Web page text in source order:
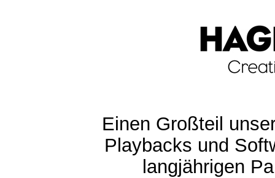
Einen Großteil
Playbacks und
langjährigen